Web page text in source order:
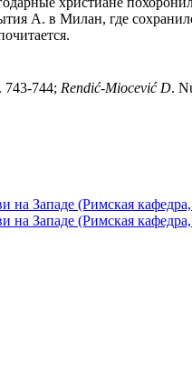
А. в Милан, где
744; Rendić-MioсevićD.
на Западе (Римская
на Западе (Римская